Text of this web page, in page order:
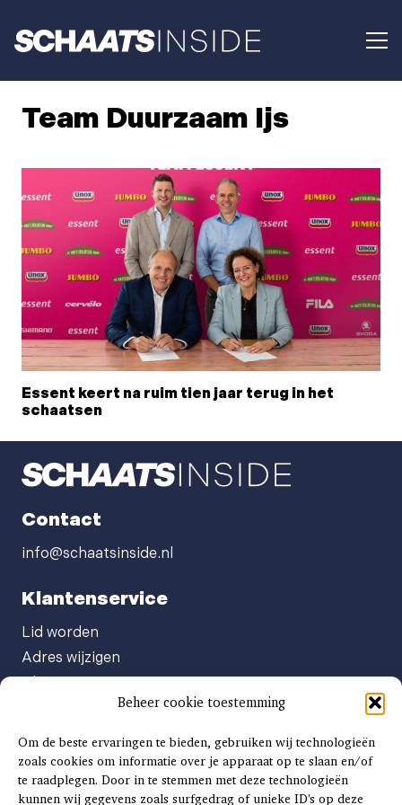
Beheer cookie toestemming
Om de beste ervaringen te bieden, gebruiken wij technologieën
zoals cookies om informatie over je apparaat op te slaan en/of
te raadplegen. Door in te stemmen met deze technologieën
kunnen wij gegevens zoals surfgedrag of unieke ID's op deze
Team Duurzaam Ijs
Essent keert na ruim tien jaar terug in het
schaatsen
Contact
info@schaatsinside.nl
Klantenservice
Lid worden
Adres wijzigen
Abonnement opzeggen
Afgeven automatische incasso
Factuur betalen
Klachtenformulier